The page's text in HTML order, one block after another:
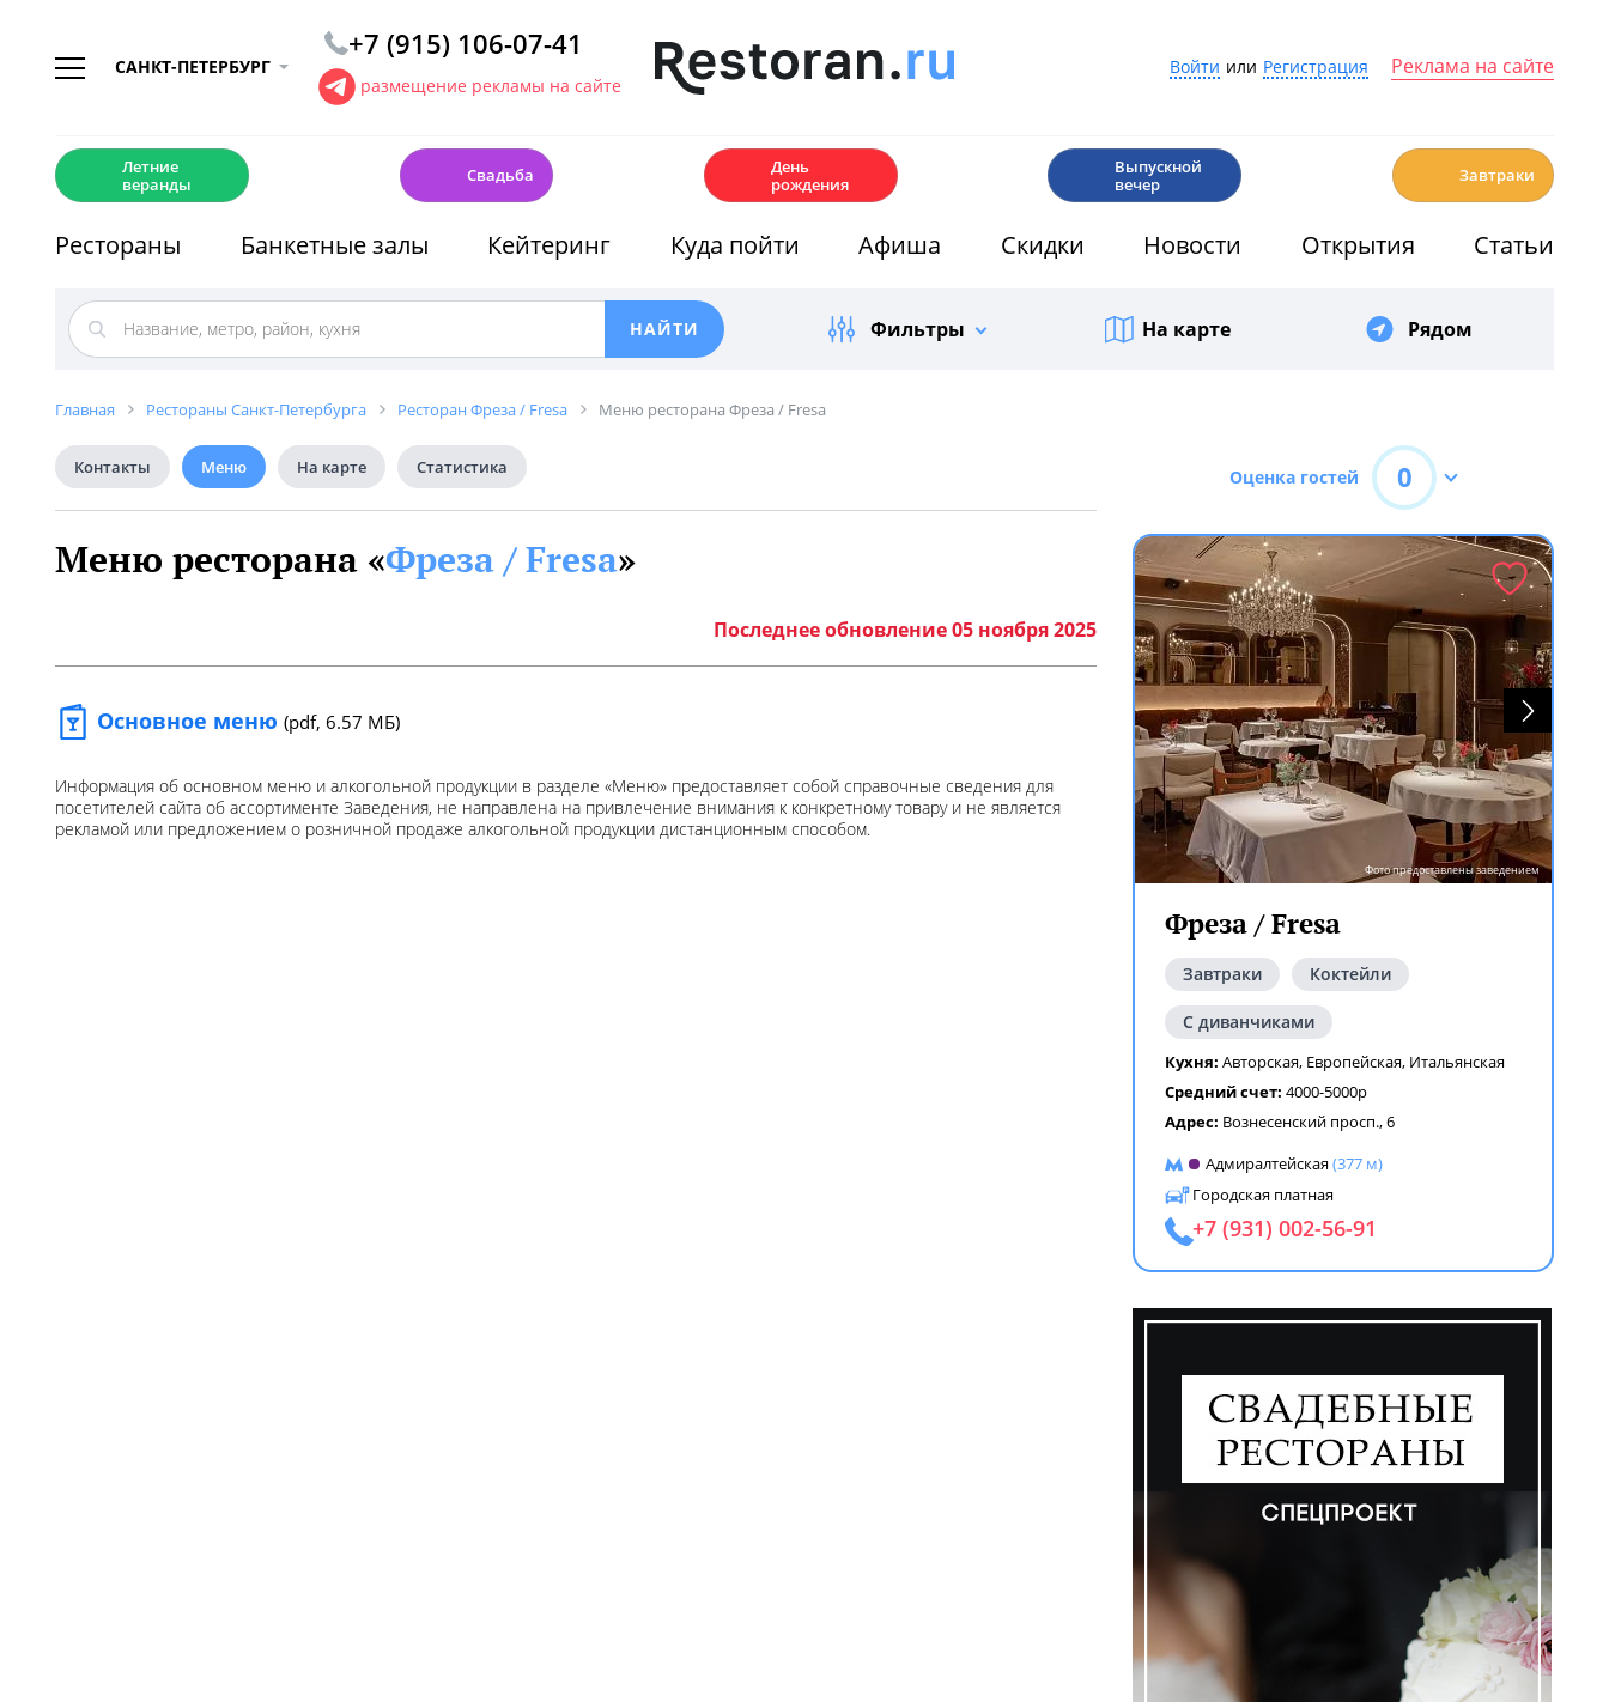
САНКТ-ПЕТЕРБУРГ
+7 (915) 106-07-41
размещение рекламы на сайте
Войти или Регистрация Реклама на сайте
Летние
веранды
Свадьба
День
рождения
Выпускной
вечер
Завтраки
Рестораны Банкетные залы Кейтеринг Куда пойти Афиша Скидки Новости Открытия Статьи
Фильтры На карте Рядом
Главная Рестораны Санкт-Петербурга Ресторан Фреза / Fresa Меню ресторана Фреза / Fresa
Контакты Меню На карте Статистика
Меню ресторана «Фреза / Fresa»
Последнее обновление 05 ноября 2025
Основное меню (pdf, 6.57 МБ)
Информация об основном меню и алкогольной продукции в разделе «Меню» предоставляет собой справочные сведения для
посетителей сайта об ассортименте Заведения, не направлена на привлечение внимания к конкретному товару и не является
рекламой или предложением о розничной продаже алкогольной продукции дистанционным способом.
Оценка гостей 0
Фото предоставлены заведением
Фреза / Fresa
Завтраки Коктейли
С диванчиками
Кухня: Авторская, Европейская, Итальянская
Средний счет: 4000-5000р
Адрес: Вознесенский просп., 6
Адмиралтейская(377 м)
Городская платная
+7 (931) 002-56-91